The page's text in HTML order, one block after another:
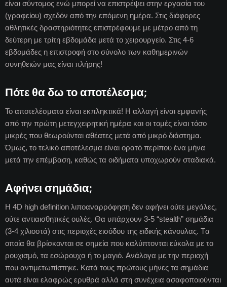
είναι σύντομος ενώ μπορεί να επιστρέψει στην εργασία του
(γραφείου) σχεδόν από την επόμενη ημέρα. Στις διάφορες
αθλητικές δραστηριότητες επιστρέφουμε με μέτρο από τη
δεύτερη με τρίτη εβδομάδα μετά το χειρουργείο. Στις 4-6
εβδομάδες η επιστροφή στο σύνολο των καθημερινών
συνηθειών μας είναι πλήρης!
Πότε θα δω το αποτέλεσμα;
Το αποτελέσματα είναι εκπληκτικά! Η αλλαγή είναι εμφανής
από την πρώτη μετεγχειρητική ημέρα και οι τομές είναι τόσο
μικρές που θεωρούνται αθέατες μετά από μικρό διάστημα.
Όμως, το τελικό αποτέλεσμα είναι ορατό περίπου ένα μήνα
μετά την επέμβαση, καθώς τα οιδήματα υποχωρούν σταδιακά.
Αφήνει σημάδια;
H 4D high definition λιποαναρρόφηση δεν αφήνει ούτε μεγάλες,
ούτε αντιαισθητικές ουλές. Θα υπάρχουν 3-5 “stealth” σημάδια
(3-4 χιλιοστά) στις περιοχές εισόδου της ειδικής κάνουλας. Tα
οποία θα βρίσκονται σε σημεία που καλύπτονται εύκολα με το
ρουχισμό, τα εσώρουχα ή το μαγιό. Aνάλογα με την περιοχή
που αντιμετωπίστηκε. Κατά τους πρώτους μήνες τα σημάδια
αυτά είναι ελαφρώς ερυθρά αλλά στη συνέχεια ασαφοποιούνται